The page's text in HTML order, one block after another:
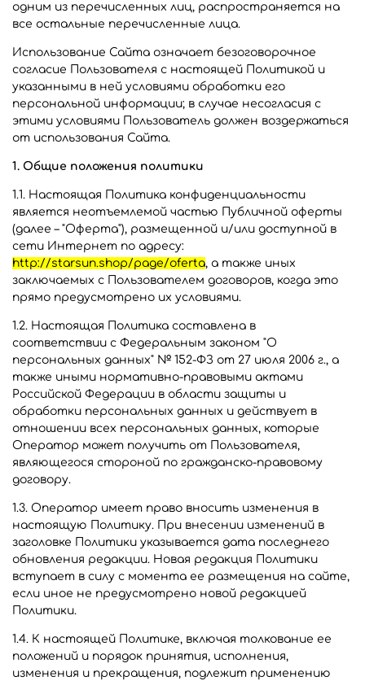
одним из перечисленных лиц, распространяется на
все остальные перечисленные лица.
Использование Сайта означает безоговорочное
согласие Пользователя с настоящей Политикой и
указанными в ней условиями обработки его
персональной информации; в случае несогласия с
этими условиями Пользователь должен воздержаться
от использования Сайта.
1. Общие положения политики
1.1. Настоящая Политика конфиденциальности
является неотъемлемой частью Публичной оферты
(далее – "Оферта"), размещенной и/или доступной в
сети Интернет по адресу:
http://starsun.shop/page/oferta, а также иных
заключаемых с Пользователем договоров, когда это
прямо предусмотрено их условиями.
1.2. Настоящая Политика составлена в
соответствии с Федеральным законом "О
персональных данных" № 152-ФЗ от 27 июля 2006 г., а
также иными нормативно-правовыми актами
Российской Федерации в области защиты и
обработки персональных данных и действует в
отношении всех персональных данных, которые
Оператор может получить от Пользователя,
являющегося стороной по гражданско-правовому
договору.
1.3. Оператор имеет право вносить изменения в
настоящую Политику. При внесении изменений в
заголовке Политики указывается дата последнего
обновления редакции. Новая редакция Политики
вступает в силу с момента ее размещения на сайте,
если иное не предусмотрено новой редакцией
Политики.
1.4. К настоящей Политике, включая толкование ее
положений и порядок принятия, исполнения,
изменения и прекращения, подлежит применению